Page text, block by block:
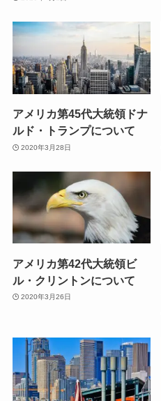
アメリカ第45代大統領ドナ
ルド・トランプについて
2020年3月28日
アメリカ第42代大統領ビ
ル・クリントンについて
2020年3月26日